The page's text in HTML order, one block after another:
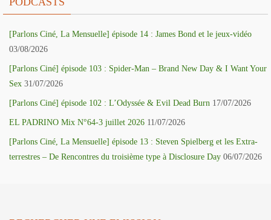
[Parlons Ciné, La Mensuelle] épisode 14 : James Bond et le jeux-vidéo
03/08/2026
[Parlons Ciné] épisode 103 : Spider-Man – Brand New Day & I Want Your
Sex 31/07/2026
[Parlons Ciné] épisode 102 : L’Odyssée & Evil Dead Burn 17/07/2026
EL PADRINO Mix N°64-3 juillet 2026 11/07/2026
[Parlons Ciné, La Mensuelle] épisode 13 : Steven Spielberg et les Extra-
terrestres – De Rencontres du troisième type à Disclosure Day 06/07/2026